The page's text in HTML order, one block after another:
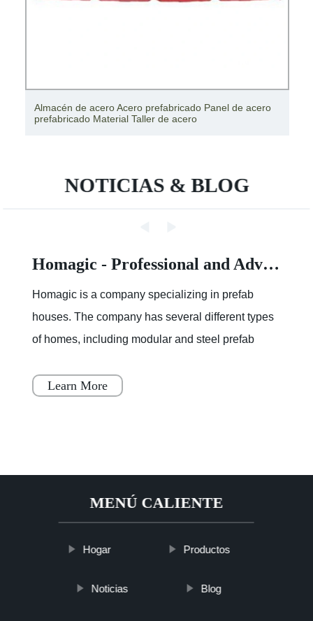
Almacén de acero Acero prefabricado Panel de acero
prefabricado Material Taller de acero
NOTICIAS & BLOG
Homagic - Professional and Advanced Integrated Prefab Construction
Homagic is a company specializing in prefab
houses. The company has several different types
of homes, including modular and steel prefab
simple, fast, and flex
Learn More
MENÚ CALIENTE
Hogar Productos
Noticias Blog